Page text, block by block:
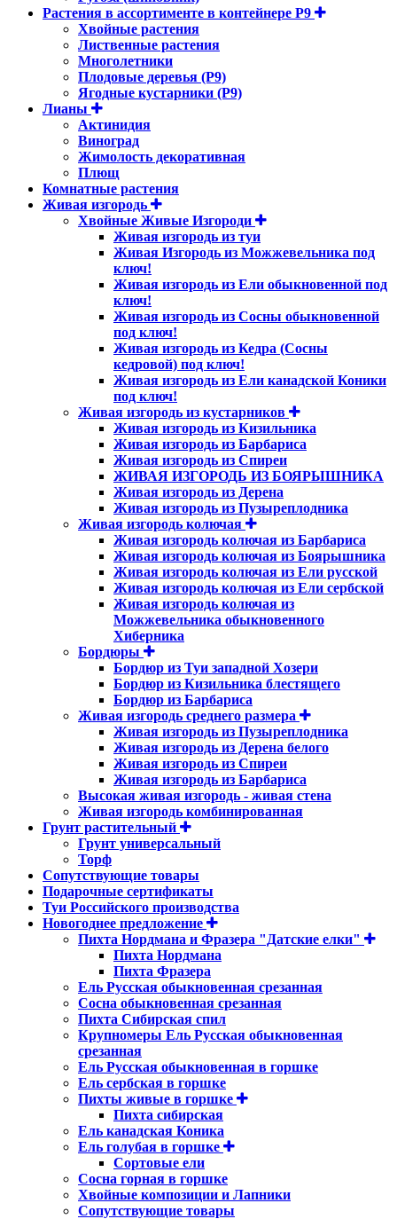
Растения в ассортименте в контейнере P9
Хвойные растения
Лиственные растения
Многолетники
Плодовые деревья (Р9)
Ягодные кустарники (Р9)
Лианы
Актинидия
Виноград
Жимолость декоративная
Плющ
Комнатные растения
Живая изгородь
Хвойные Живые Изгороди
Живая изгородь из туи
Живая Изгородь из Можжевельника под
ключ!
Живая изгородь из Ели обыкновенной под
ключ!
Живая изгородь из Сосны обыкновенной
под ключ!
Живая изгородь из Кедра (Сосны
кедровой) под ключ!
Живая изгородь из Ели канадской Коники
под ключ!
Живая изгородь из кустарников
Живая изгородь из Кизильника
Живая изгородь из Барбариса
Живая изгородь из Спиреи
ЖИВАЯ ИЗГОРОДЬ ИЗ БОЯРЫШНИКА
Живая изгородь из Дерена
Живая изгородь из Пузыреплодника
Живая изгородь колючая
Живая изгородь колючая из Барбариса
Живая изгородь колючая из Боярышника
Живая изгородь колючая из Ели русской
Живая изгородь колючая из Ели сербской
Живая изгородь колючая из
Можжевельника обыкновенного
Хиберника
Бордюры
Бордюр из Туи западной Хозери
Бордюр из Кизильника блестящего
Бордюр из Барбариса
Живая изгородь среднего размера
Живая изгородь из Пузыреплодника
Живая изгородь из Дерена белого
Живая изгородь из Спиреи
Живая изгородь из Барбариса
Высокая живая изгородь - живая стена
Живая изгородь комбинированная
Грунт растительный
Грунт универсальный
Торф
Сопутствующие товары
Подарочные сертификаты
Туи Российского производства
Новогоднее предложение
Пихта Нордмана и Фразера "Датские елки"
Пихта Нордмана
Пихта Фразера
Ель Русская обыкновенная срезанная
Сосна обыкновенная срезанная
Пихта Сибирская спил
Крупномеры Ель Русская обыкновенная
срезанная
Ель Русская обыкновенная в горшке
Ель сербская в горшке
Пихты живые в горшке
Пихта сибирская
Ель канадская Коника
Ель голубая в горшке
Сортовые ели
Сосна горная в горшке
Хвойные композиции и Лапники
Сопутствующие товары